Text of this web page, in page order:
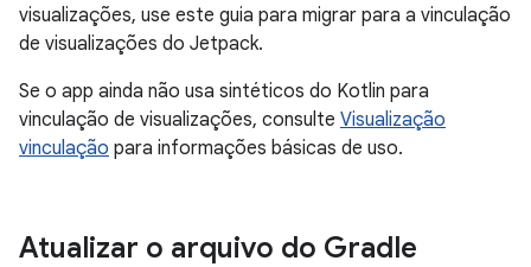
visualizações, use este guia para migrar para a vinculação
de visualizações do Jetpack.
Se o app ainda não usa sintéticos do Kotlin para
vinculação de visualizações, consulte Visualização
vinculação para informações básicas de uso.
Atualizar o arquivo do Gradle